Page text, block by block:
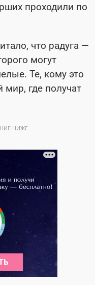
проходили по
что радуга —
могут
Те, кому это
мир, где получат
НИЖЕ